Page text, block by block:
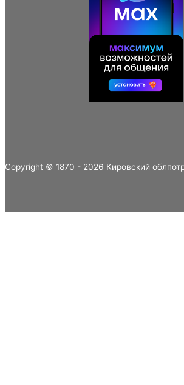
Copyright © 1870 - 2026 Кировский